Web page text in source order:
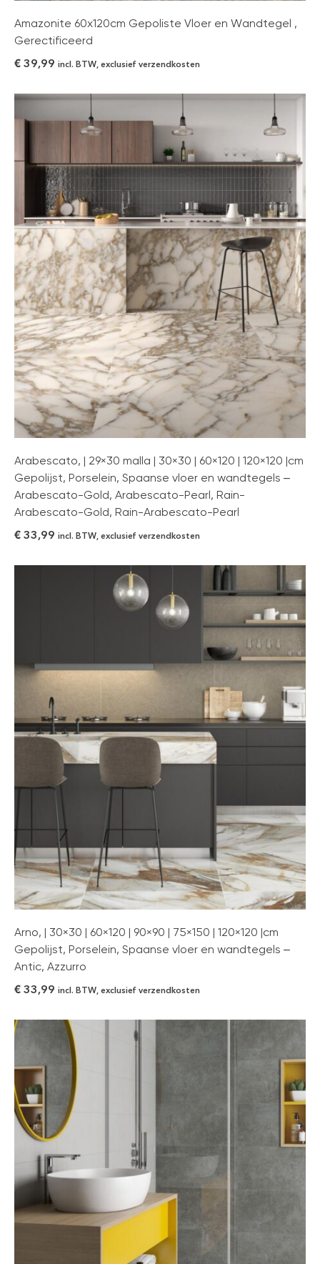
Amazonite 60x120cm Gepoliste Vloer en Wandtegel ,
Gerectificeerd
€ 39,99 incl. BTW, exclusief verzendkosten
Arabescato, | 29×30 malla | 30×30 | 60×120 | 120×120 |cm
Gepolijst, Porselein, Spaanse vloer en wandtegels –
Arabescato-Gold, Arabescato-Pearl, Rain-
Arabescato-Gold, Rain-Arabescato-Pearl
€ 33,99 incl. BTW, exclusief verzendkosten
Arno, | 30×30 | 60×120 | 90×90 | 75×150 | 120×120 |cm
Gepolijst, Porselein, Spaanse vloer en wandtegels –
Antic, Azzurro
€ 33,99 incl. BTW, exclusief verzendkosten